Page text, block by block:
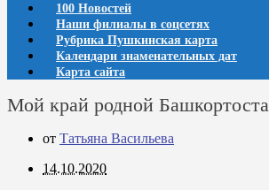
100 Новостей
Наши филиалы в соцсетях
Рубрика Пушкинская карта
Календари знаменательных дат
Карта сайта
Мой край родной
от Татьяна Васильева
14.10.2020